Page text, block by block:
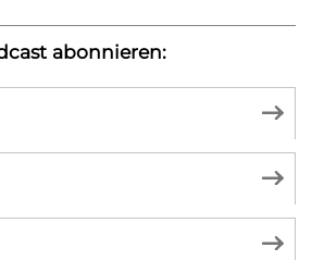
abonnieren: